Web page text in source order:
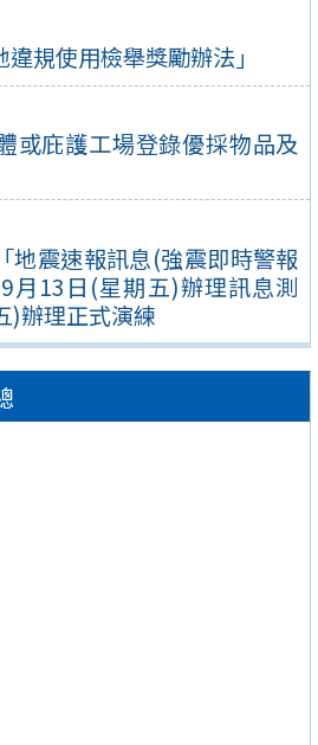
規使用檢舉獎勵辦法」
或庇護工場登錄優採物品及
地震速報訊息(強震即時警報
月13日(星期五)辦理訊息測
)辦理正式演練